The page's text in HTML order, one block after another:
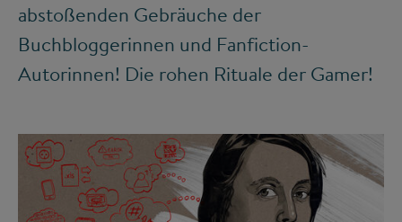
abstoßenden Gebräuche der
Buchbloggerinnen und Fanfiction-
Autorinnen! Die rohen Rituale der Gamer!